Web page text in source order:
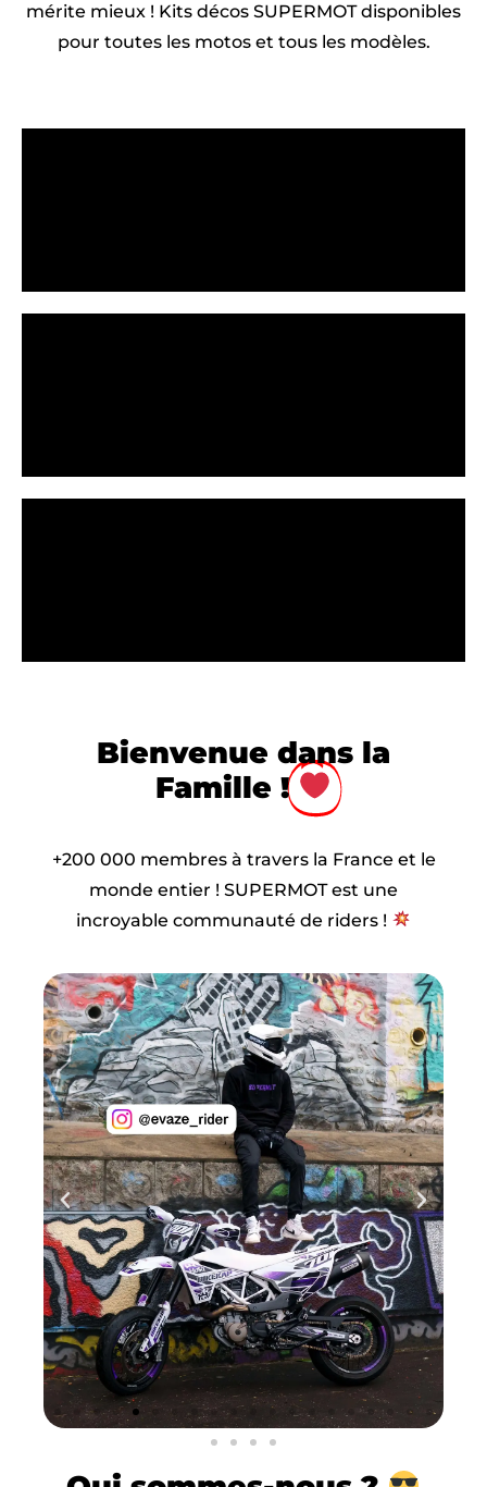
mérite mieux ! Kits décos SUPERMOT disponibles
pour toutes les motos et tous les modèles.
Bienvenue dans la
Famille !
+200 000 membres à travers la France et le
monde entier ! SUPERMOT est une
incroyable communauté de riders !